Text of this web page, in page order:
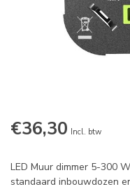
€36,30 Incl. btw
LED Muur dimmer 5-300
standaard inbouwdozen